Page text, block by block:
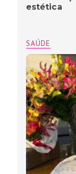
estética
SAÚDE